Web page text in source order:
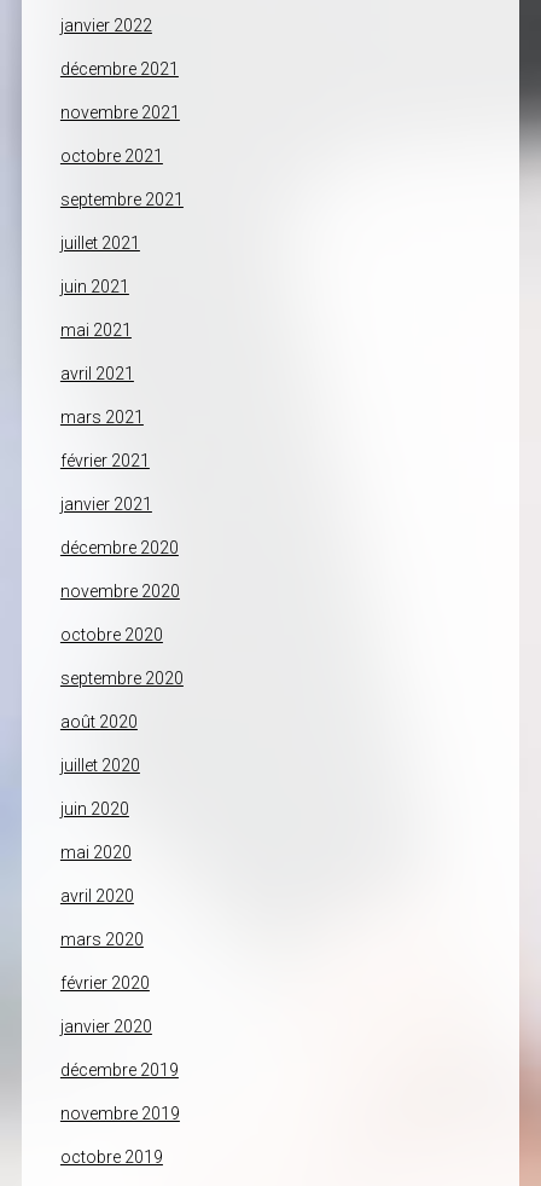
janvier 2022
décembre 2021
novembre 2021
octobre 2021
septembre 2021
juillet 2021
juin 2021
mai 2021
avril 2021
mars 2021
février 2021
janvier 2021
décembre 2020
novembre 2020
octobre 2020
septembre 2020
août 2020
juillet 2020
juin 2020
mai 2020
avril 2020
mars 2020
février 2020
janvier 2020
décembre 2019
novembre 2019
octobre 2019